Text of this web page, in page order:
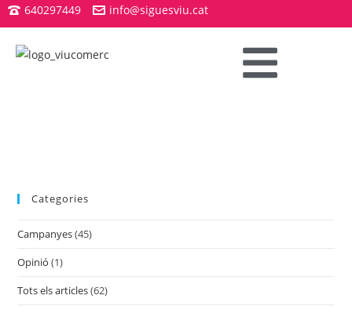
640297449 info@siguesviu.cat
Categories
Campanyes(45)
Opinió (1)
Tots els articles(62)